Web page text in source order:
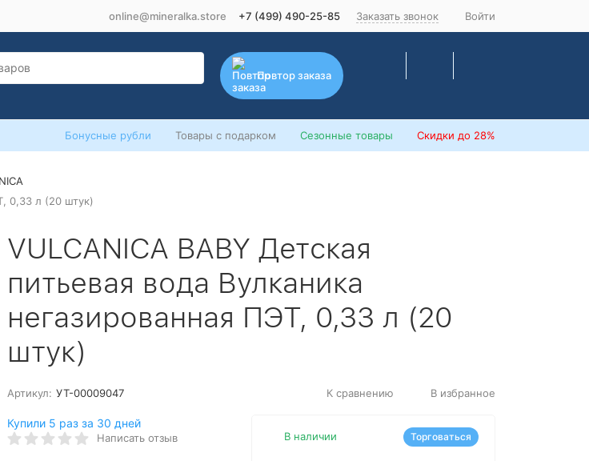
online@mineralka.store +7 (499) 490-25-85 Заказать звонок Войти
Повтор заказа
Бонусные рубли Товары с подарком Сезонные товары Скидки до 28%
0,33 л (20 штук)
VULCANICA BABY Детская
питьевая вода Вулканика
негазированная ПЭТ, 0,33 л (20
штук)
Артикул: УТ-00009047 К сравнению В избранное
Купили 5 раз за 30 дней
Написать отзыв В наличии Торговаться